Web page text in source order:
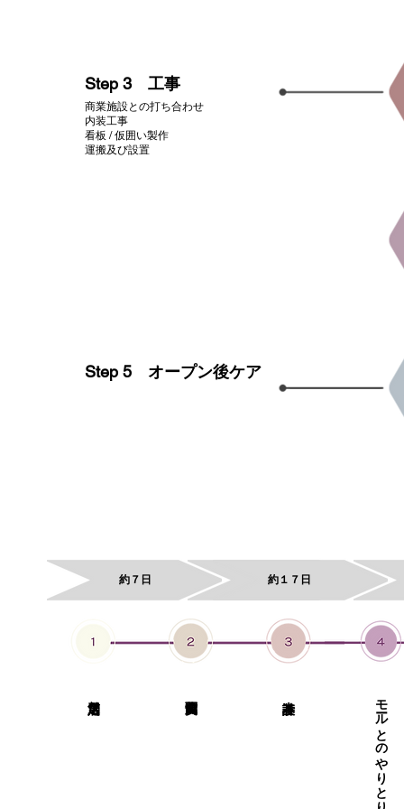
​Step 3 工事
商業施設との打ち合わせ
内装工事
看板 / 仮囲い製作
​運搬及び設置
​Step 5 オープン後ケア
モールとのやりとり
​約７日 ​約１７日